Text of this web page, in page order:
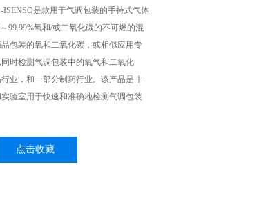
ISENSO是款用于气调包装的手持式气体
99.99%氧和/或二氧化碳的不可燃的混
包装的氧和二氧化碳，或相似应用专
时检测气调包装中的氧气和二氧化
业，和一部分制药行业。该产品是非
验室用于快速和准确地检测气调包装
点击收藏